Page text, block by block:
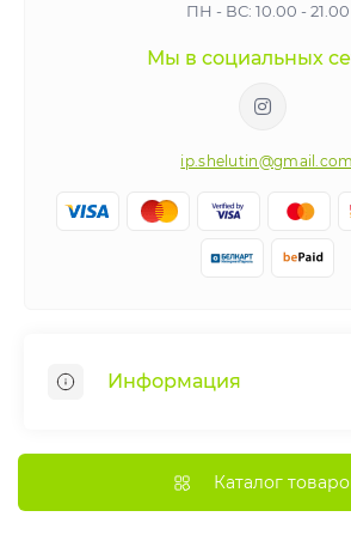
ПН - ВС: 10.00 - 21.00
Мы в социальных
ip.shelutin@gmail.com
Информация
Как получить больше
Каталог